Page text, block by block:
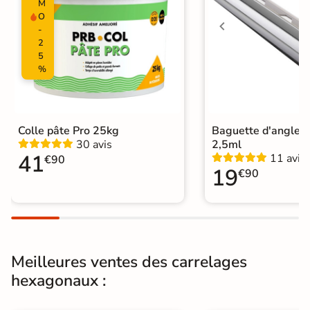
Nombres de
tampons
Résistant au Gel Oui
Plancher
Chauffant
Oui
Conditionnement
Choix
Normes Certification CE
Origine
M
O
-
2
5
%
Colle pâte Pro 25kg
30 avis
41€90
Baguette d'angle
2,5ml
11 avis
19€90
Meilleures ventes des carrelages
hexagonaux :